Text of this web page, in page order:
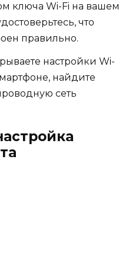
ключа Wi-Fi на вашем
что
правильно.
настройки Wi-
найдите
сеть